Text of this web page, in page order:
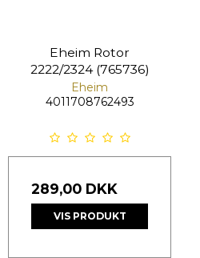
Eheim Rotor
2222/2324 (765736)
Eheim
4011708762493
289,00 DKK
VIS PRODUKT